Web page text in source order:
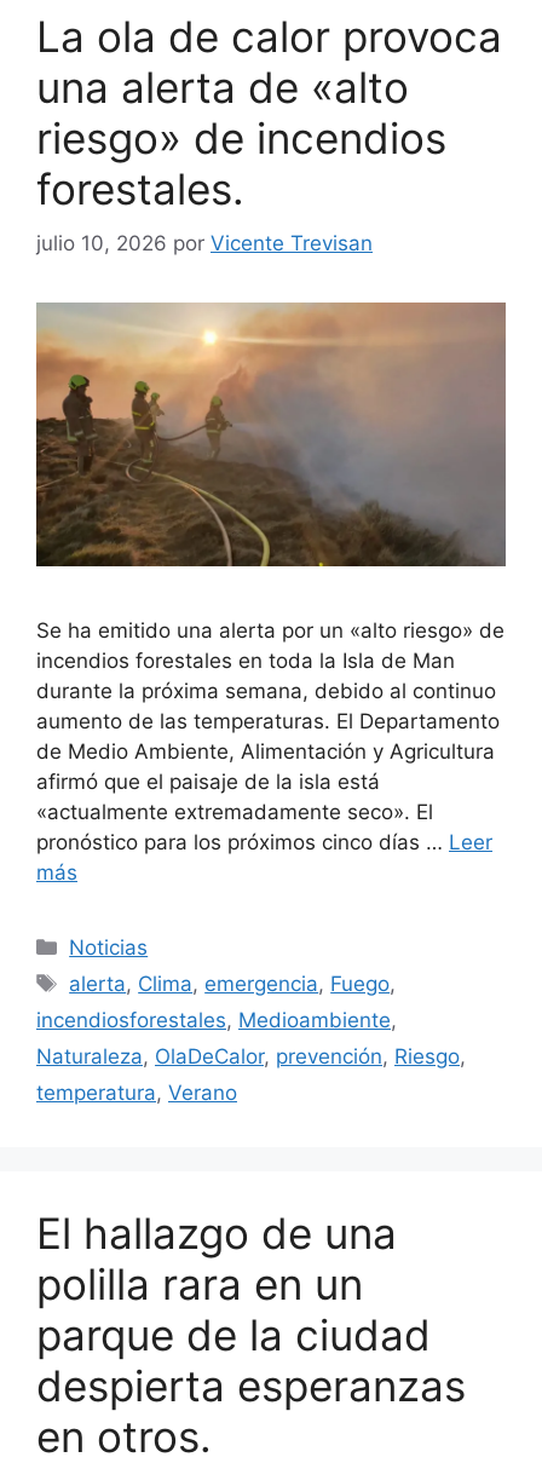
La ola de calor provoca
una alerta de «alto
riesgo» de incendios
forestales.
julio 10, 2026 por Vicente Trevisan
Se ha emitido una alerta por un «alto riesgo» de
incendios forestales en toda la Isla de Man
durante la próxima semana, debido al continuo
aumento de las temperaturas. El Departamento
de Medio Ambiente, Alimentación y Agricultura
afirmó que el paisaje de la isla está
«actualmente extremadamente seco». El
pronóstico para los próximos cinco días … Leer
más
Categorías
Noticias
Etiquetas
alerta, Clima, emergencia, Fuego,
incendiosforestales, Medioambiente,
Naturaleza, OlaDeCalor, prevención, Riesgo,
temperatura, Verano
El hallazgo de una
polilla rara en un
parque de la ciudad
despierta esperanzas
en otros.